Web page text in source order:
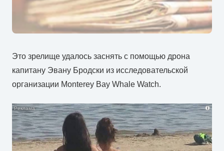
Это зрелище удалось заснять с помощью дрона
капитану Эвану Бродски из исследовательской
организации Monterey Bay Whale Watch.
i